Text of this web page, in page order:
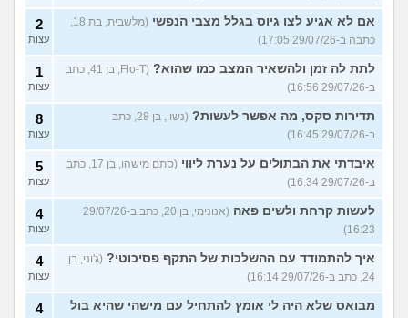
אם לא אגיע לצו גיוס בגלל מצבי הנפשי
(מלשבית, בת 18,
כתבה ב-29/07/26 17:05)
2
עצות
לתת לה זמן ולהשאיר המצב כמו שהוא?
(Flo-T, בן 41, כתב
ב-29/07/26 16:56)
1
עצות
תדירות סקס, מה אפשר לעשות?
(נשוי, בן 28, כתב
ב-29/07/26 16:45)
8
עצות
איבדתי את הבתולים על נערת ליווי
(סתם מישהו, בן 17, כתב
ב-29/07/26 16:34)
5
עצות
לעשות קרחת ולשים פאה
(אנונימי, בן 20, כתב ב-29/07/26
16:23)
4
עצות
איך להתמודד עם ההשלכות של התקף פסיכוטי? (ג'וני, בן
24, כתב ב-29/07/26 16:14)
4
עצות
מבואס שלא היה לי אומץ להתחיל עם מישהי שהיא בול
4